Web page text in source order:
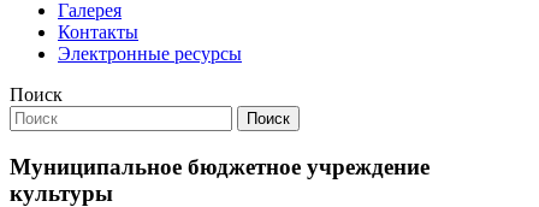
Галерея
Контакты
Электронные ресурсы
Поиск
Поиск
Муниципальное бюджетное учреждение
культуры